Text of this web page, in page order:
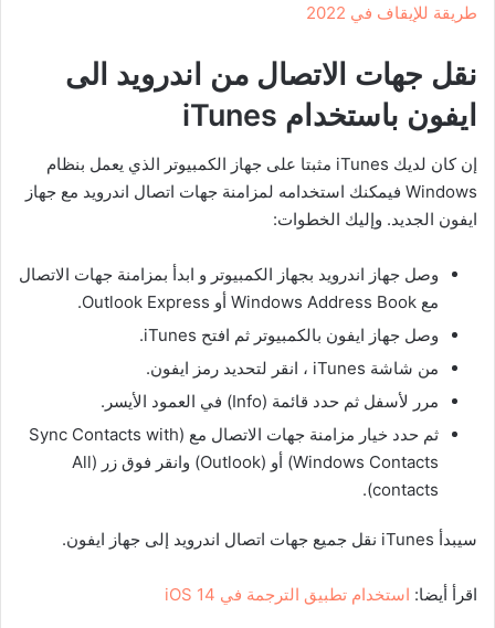
طريقة للإيقاف في 2022
نقل جهات الاتصال من اندرويد الى
ايفون باستخدام iTunes
إن كان لديك iTunes مثبتا على جهاز الكمبيوتر الذي يعمل بنظام
Windows فيمكنك استخدامه لمزامنة جهات اتصال اندرويد مع جهاز
ايفون الجديد. وإليك الخطوات:
وصل جهاز اندرويد بجهاز الكمبيوتر و ابدأ بمزامنة جهات الاتصال
مع Windows Address Book أو Outlook Express.
وصل جهاز ايفون بالكمبيوتر ثم افتح iTunes.
من شاشة iTunes ، انقر لتحديد رمز ايفون.
مرر لأسفل ثم حدد قائمة (Info) في العمود الأيسر.
ثم حدد خيار مزامنة جهات الاتصال مع (Sync Contacts with
Windows Contacts) أو (Outlook) وانقر فوق زر (All
contacts).
سيبدأ iTunes نقل جميع جهات اتصال اندرويد إلى جهاز ايفون.
اقرأ أيضا: استخدام تطبيق الترجمة في iOS 14